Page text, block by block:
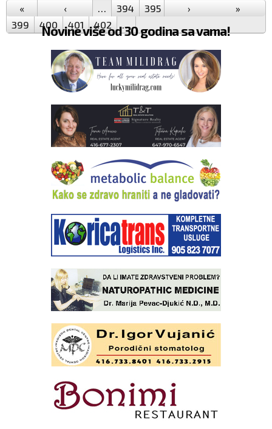
« ‹ 394 395 396
398
399
400 401 402 …
› »
Novine više od 30 godina sa vama!